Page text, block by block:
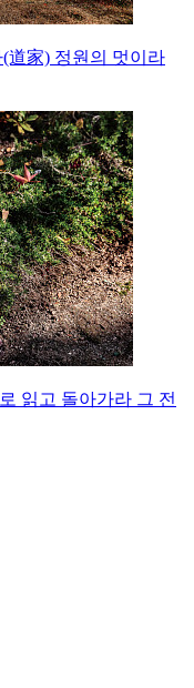
道家) 정원의 멋이라
읽고 돌아가라 그 전